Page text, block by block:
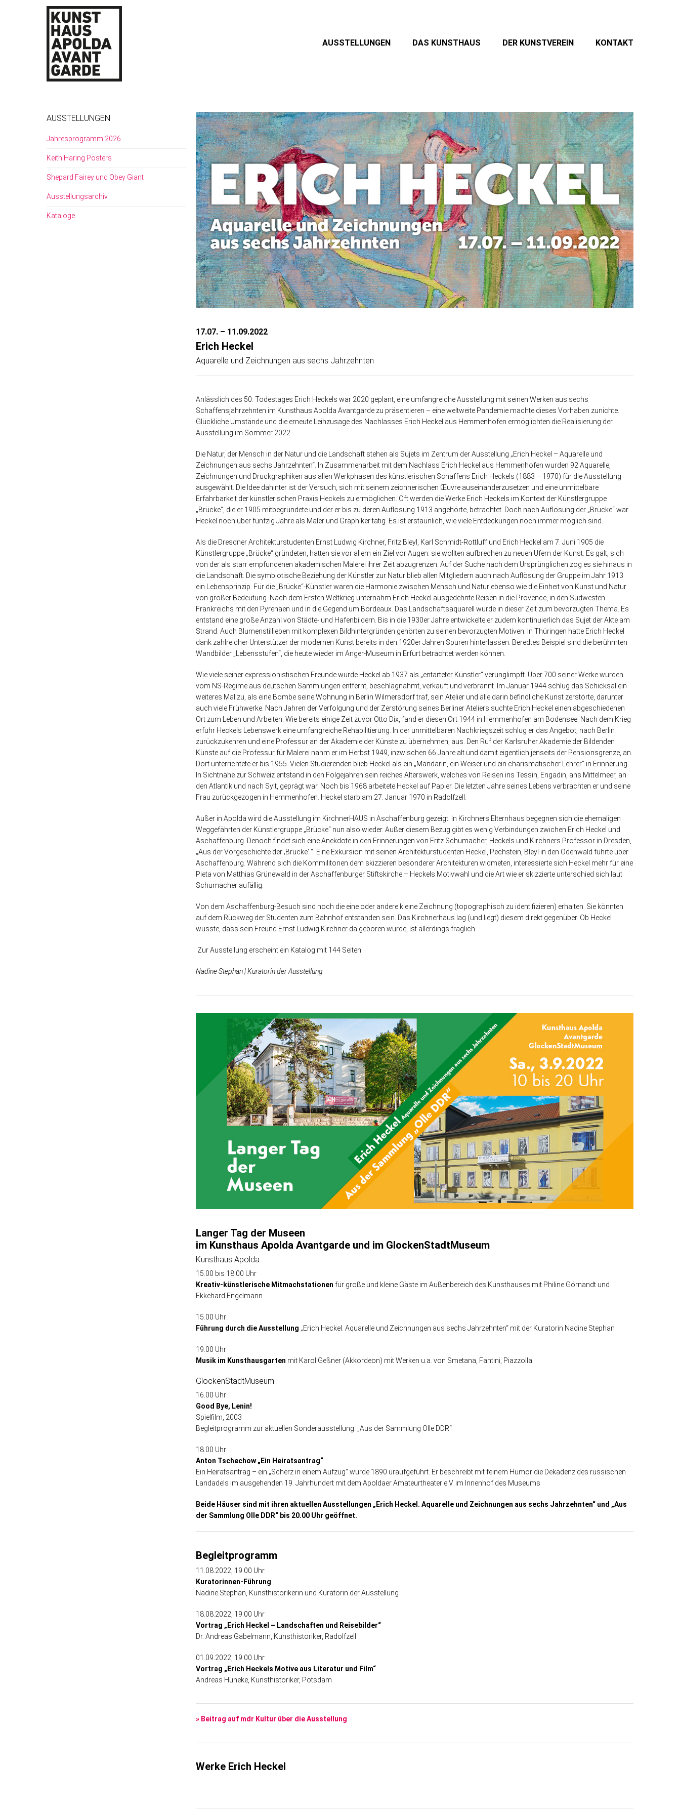
AUSSTELLUNGEN DAS KUNSTHAUS DER KUNSTVEREIN KONTAKT
17.07. – 11.09.2022
Erich Heckel
Aquarelle und Zeichnungen aus sechs Jahrzehnten
Anlässlich des 50. Todestages Erich Heckels war 2020 geplant, eine umfangreiche Ausstellung mit seinen Werken aus sechs
Schaffensjahrzehnten im Kunsthaus Apolda Avantgarde zu präsentieren – eine weltweite Pandemie machte dieses Vorhaben zunichte.
Glückliche Umstände und die erneute Leihzusage des Nachlasses Erich Heckel aus Hemmenhofen ermöglichten die Realisierung der
Ausstellung im Sommer 2022.
Die Natur, der Mensch in der Natur und die Landschaft stehen als Sujets im Zentrum der Ausstellung „Erich Heckel – Aquarelle und
Zeichnungen aus sechs Jahrzehnten“. In Zusammenarbeit mit dem Nachlass Erich Heckel aus Hemmenhofen wurden 92 Aquarelle,
Zeichnungen und Druckgraphiken aus allen Werkphasen des künstlerischen Schaffens Erich Heckels (1883 – 1970) für die Ausstellung
ausgewählt. Die Idee dahinter ist der Versuch, sich mit seinem zeichnerischen Œuvre auseinanderzusetzen und eine unmittelbare
Erfahrbarkeit der künstlerischen Praxis Heckels zu ermöglichen. Oft werden die Werke Erich Heckels im Kontext der Künstlergruppe
„Brücke“, die er 1905 mitbegründete und der er bis zu deren Auflösung 1913 angehörte, betrachtet. Doch nach Auflösung der „Brücke“ war
Heckel noch über fünfzig Jahre als Maler und Graphiker tätig. Es ist erstaunlich, wie viele Entdeckungen noch immer möglich sind.
Als die Dresdner Architekturstudenten Ernst Ludwig Kirchner, Fritz Bleyl, Karl Schmidt-Rottluff und Erich Heckel am 7. Juni 1905 die
Künstlergruppe „Brücke“ gründeten, hatten sie vor allem ein Ziel vor Augen: sie wollten aufbrechen zu neuen Ufern der Kunst. Es galt, sich
von der als starr empfundenen akademischen Malerei ihrer Zeit abzugrenzen. Auf der Suche nach dem Ursprünglichen zog es sie hinaus in
die Landschaft. Die symbiotische Beziehung der Künstler zur Natur blieb allen Mitgliedern auch nach Auflösung der Gruppe im Jahr 1913
ein Lebensprinzip. Für die „Brücke“-Künstler waren die Harmonie zwischen Mensch und Natur ebenso wie die Einheit von Kunst und Natur
von großer Bedeutung. Nach dem Ersten Weltkrieg unternahm Erich Heckel ausgedehnte Reisen in die Provence, in den Südwesten
Frankreichs mit den Pyrenäen und in die Gegend um Bordeaux. Das Landschaftsaquarell wurde in dieser Zeit zum bevorzugten Thema. Es
entstand eine große Anzahl von Städte- und Hafenbildern. Bis in die 1930er Jahre entwickelte er zudem kontinuierlich das Sujet der Akte am
Strand. Auch Blumenstillleben mit komplexen Bildhintergründen gehörten zu seinen bevorzugten Motiven. In Thüringen hatte Erich Heckel
dank zahlreicher Unterstützer der modernen Kunst bereits in den 1920er Jahren Spuren hinterlassen. Beredtes Beispiel sind die berühmten
Wandbilder „Lebensstufen“, die heute wieder im Anger-Museum in Erfurt betrachtet werden können.
Wie viele seiner expressionistischen Freunde wurde Heckel ab 1937 als „entarteter Künstler“ verunglimpft. Über 700 seiner Werke wurden
vom NS-Regime aus deutschen Sammlungen entfernt, beschlagnahmt, verkauft und verbrannt. Im Januar 1944 schlug das Schicksal ein
weiteres Mal zu, als eine Bombe seine Wohnung in Berlin Wilmersdorf traf, sein Atelier und alle darin befindliche Kunst zerstörte, darunter
auch viele Frühwerke. Nach Jahren der Verfolgung und der Zerstörung seines Berliner Ateliers suchte Erich Heckel einen abgeschiedenen
Ort zum Leben und Arbeiten. Wie bereits einige Zeit zuvor Otto Dix, fand er diesen Ort 1944 in Hemmenhofen am Bodensee. Nach dem Krieg
erfuhr Heckels Lebenswerk eine umfangreiche Rehabilitierung. In der unmittelbaren Nachkriegszeit schlug er das Angebot, nach Berlin
zurückzukehren und eine Professur an der Akademie der Künste zu übernehmen, aus. Den Ruf der Karlsruher Akademie der Bildenden
Künste auf die Professur für Malerei nahm er im Herbst 1949, inzwischen 66 Jahre alt und damit eigentlich jenseits der Pensionsgrenze, an.
Dort unterrichtete er bis 1955. Vielen Studierenden blieb Heckel als ein „Mandarin, ein Weiser und ein charismatischer Lehrer“ in Erinnerung.
In Sichtnähe zur Schweiz entstand in den Folgejahren sein reiches Alterswerk, welches von Reisen ins Tessin, Engadin, ans Mittelmeer, an
den Atlantik und nach Sylt, geprägt war. Noch bis 1968 arbeitete Heckel auf Papier. Die letzten Jahre seines Lebens verbrachten er und seine
Frau zurückgezogen in Hemmenhofen. Heckel starb am 27. Januar 1970 in Radolfzell.
Außer in Apolda wird die Ausstellung im KirchnerHAUS in Aschaffenburg gezeigt. In Kirchners Elternhaus begegnen sich die ehemaligen
Weggefährten der Künstlergruppe „Brücke“ nun also wieder. Außer diesem Bezug gibt es wenig Verbindungen zwichen Erich Heckel und
Aschaffenburg. Denoch findet sich eine Anekdote in den Erinnerungen von Fritz Schumacher, Heckels und Kirchners Professor in Dresden,
„Aus der Vorgeschichte der ‚Brücke‘ “. Eine Exkursion mit seinen Architekturstudenten Heckel, Pechstein, Bleyl in den Odenwald führte über
Aschaffenburg. Während sich die Kommilitonen dem skizzieren besonderer Architekturen widmeten, interessierte sich Heckel mehr für eine
Pieta von Matthias Grünewald in der Aschaffenburger Stiftskirche – Heckels Motivwahl und die Art wie er skizzierte unterschied sich laut
Schumacher aufällig.
Von dem Aschaffenburg-Besuch sind noch die eine oder andere kleine Zeichnung (topographisch zu identifizieren) erhalten. Sie könnten
auf dem Rückweg der Studenten zum Bahnhof entstanden sein. Das Kirchnerhaus lag (und liegt) diesem direkt gegenüber. Ob Heckel
wusste, dass sein Freund Ernst Ludwig Kirchner da geboren wurde, ist allerdings fraglich.
Zur Ausstellung erscheint ein Katalog mit 144 Seiten.
Nadine Stephan | Kuratorin der Ausstellung
Langer Tag der Museen
im Kunsthaus Apolda Avantgarde und im GlockenStadtMuseum
Kunsthaus Apolda
15.00 bis 18.00 Uhr
Kreativ-künstlerische Mitmachstationen für große und kleine Gäste im Außenbereich des Kunsthauses mit Philine Görnandt und
Ekkehard Engelmann
15.00 Uhr
Führung durch die Ausstellung „Erich Heckel. Aquarelle und Zeichnungen aus sechs Jahrzehnten“ mit der Kuratorin Nadine Stephan
19.00 Uhr
Musik im Kunsthausgarten mit Karol Geßner (Akkordeon) mit Werken u.a. von Smetana, Fantini, Piazzolla
GlockenStadtMuseum
16.00 Uhr
Good Bye, Lenin!
Spielfilm, 2003
Begleitprogramm zur aktuellen Sonderausstellung: „Aus der Sammlung Olle DDR“
18.00 Uhr
Anton Tschechow „Ein Heiratsantrag“
Ein Heiratsantrag – ein „Scherz in einem Aufzug“ wurde 1890 uraufgeführt. Er beschreibt mit feinem Humor die Dekadenz des russischen
Landadels im ausgehenden 19. Jahrhundert mit dem Apoldaer Amateurtheater e.V. im Innenhof des Museums
Beide Häuser sind mit ihren aktuellen Ausstellungen „Erich Heckel. Aquarelle und Zeichnungen aus sechs Jahrzehnten“ und „Aus
der Sammlung Olle DDR“ bis 20.00 Uhr geöffnet.
Begleitprogramm
11.08.2022, 19.00 Uhr
Kuratorinnen-Führung
Nadine Stephan, Kunsthistorikerin und Kuratorin der Ausstellung
18.08.2022, 19.00 Uhr
Vortrag „Erich Heckel – Landschaften und Reisebilder“
Dr. Andreas Gabelmann, Kunsthistoriker, Radolfzell
01.09.2022, 19.00 Uhr
Vortrag „Erich Heckels Motive aus Literatur und Film“
Andreas Hüneke, Kunsthistoriker, Potsdam
» Beitrag auf mdr Kultur über die Ausstellung
Werke Erich Heckel
AUSSTELLUNGEN
Jahresprogramm 2026
Keith Haring Posters
Shepard Fairey und Obey Giant
Ausstellungsarchiv
Kataloge